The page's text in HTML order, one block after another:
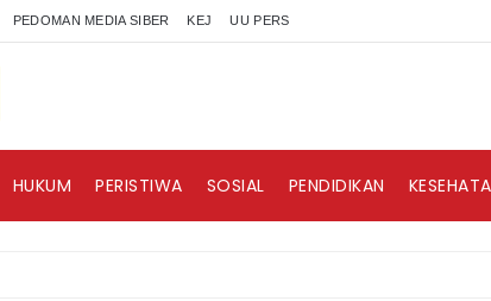
PEDOMAN MEDIA SIBER KEJ UU PERS
HUKUM PERISTIWA SOSIAL PENDIDIKAN